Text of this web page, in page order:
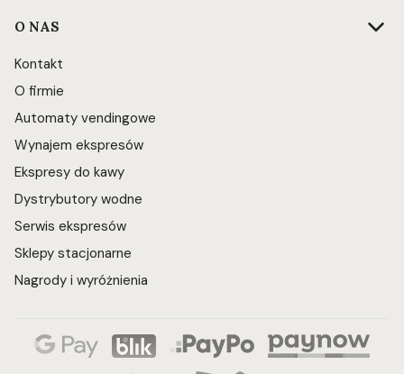
O NAS
Kontakt
O firmie
Automaty vendingowe
Wynajem ekspresów
Ekspresy do kawy
Dystrybutory wodne
Serwis ekspresów
Sklepy stacjonarne
Nagrody i wyróżnienia